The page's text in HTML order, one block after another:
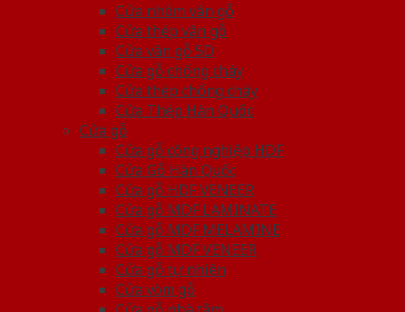
Cửa nhôm vân gỗ
Cửa thép vân gỗ
Cửa vân gỗ 5D
Cửa gỗ chống cháy
Cửa thép chống cháy
Cửa Thép Hàn Quốc
Cửa gỗ
Cửa gỗ công nghiệp HDF
Cửa Gỗ Hàn Quốc
Cửa gỗ HDF VENEER
Cửa gỗ MDF LAMINATE
Cửa gỗ MDF MELAMINE
Cửa gỗ MDF VENEER
Cửa gỗ tự nhiên
Cửa vòm gỗ